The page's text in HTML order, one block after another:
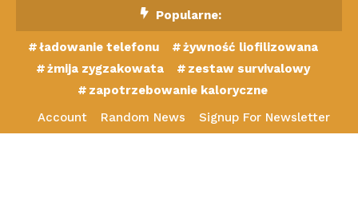
Content
Popularne:
ładowanie telefonu
żywność liofilizowana
żmija zygzakowata
zestaw survivalowy
zapotrzebowanie kaloryczne
Account
Random News Signup For Newsletter